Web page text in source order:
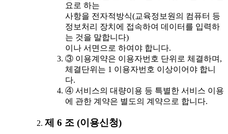
요로 하는
사항을 전자적방식(교육정보원의 컴퓨터 등
정보처리 장치에 접속하여 데이터를 입력하
는 것을 말합니다)
이나 서면으로 하여야 합니다.
③ 이용계약은 이용자번호 단위로 체결하며,
체결단위는 1 이용자번호 이상이어야 합니
다.
④ 서비스의 대량이용 등 특별한 서비스 이용
에 관한 계약은 별도의 계약으로 합니다.
제 6 조 (이용신청)